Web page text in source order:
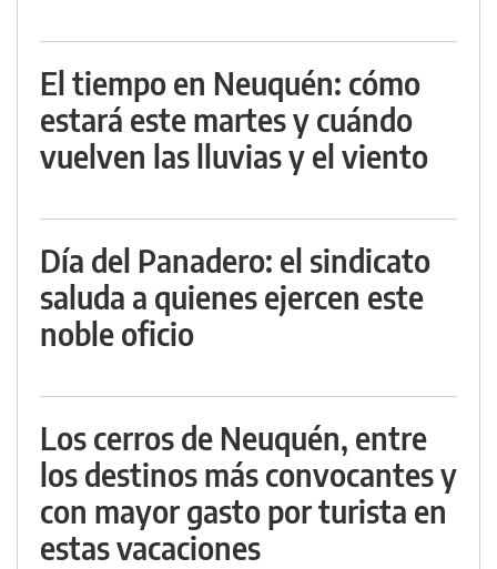
El tiempo en Neuquén: cómo
estará este martes y cuándo
vuelven las lluvias y el viento
Día del Panadero: el sindicato
saluda a quienes ejercen este
noble oficio
Los cerros de Neuquén, entre
los destinos más convocantes y
con mayor gasto por turista en
estas vacaciones